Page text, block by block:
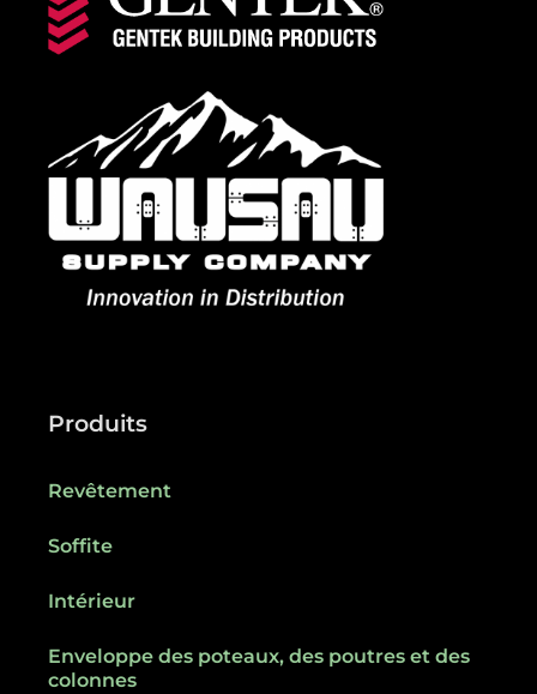
Produits
Revêtement
Soffite
Intérieur
Enveloppe des poteaux, des poutres et des
colonnes